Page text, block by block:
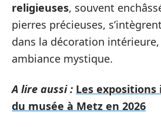
religieuses, souvent
pierres précieuses,
dans la décoration
ambiance mystique.
A lire aussi : Les
du musée à Metz en 2026